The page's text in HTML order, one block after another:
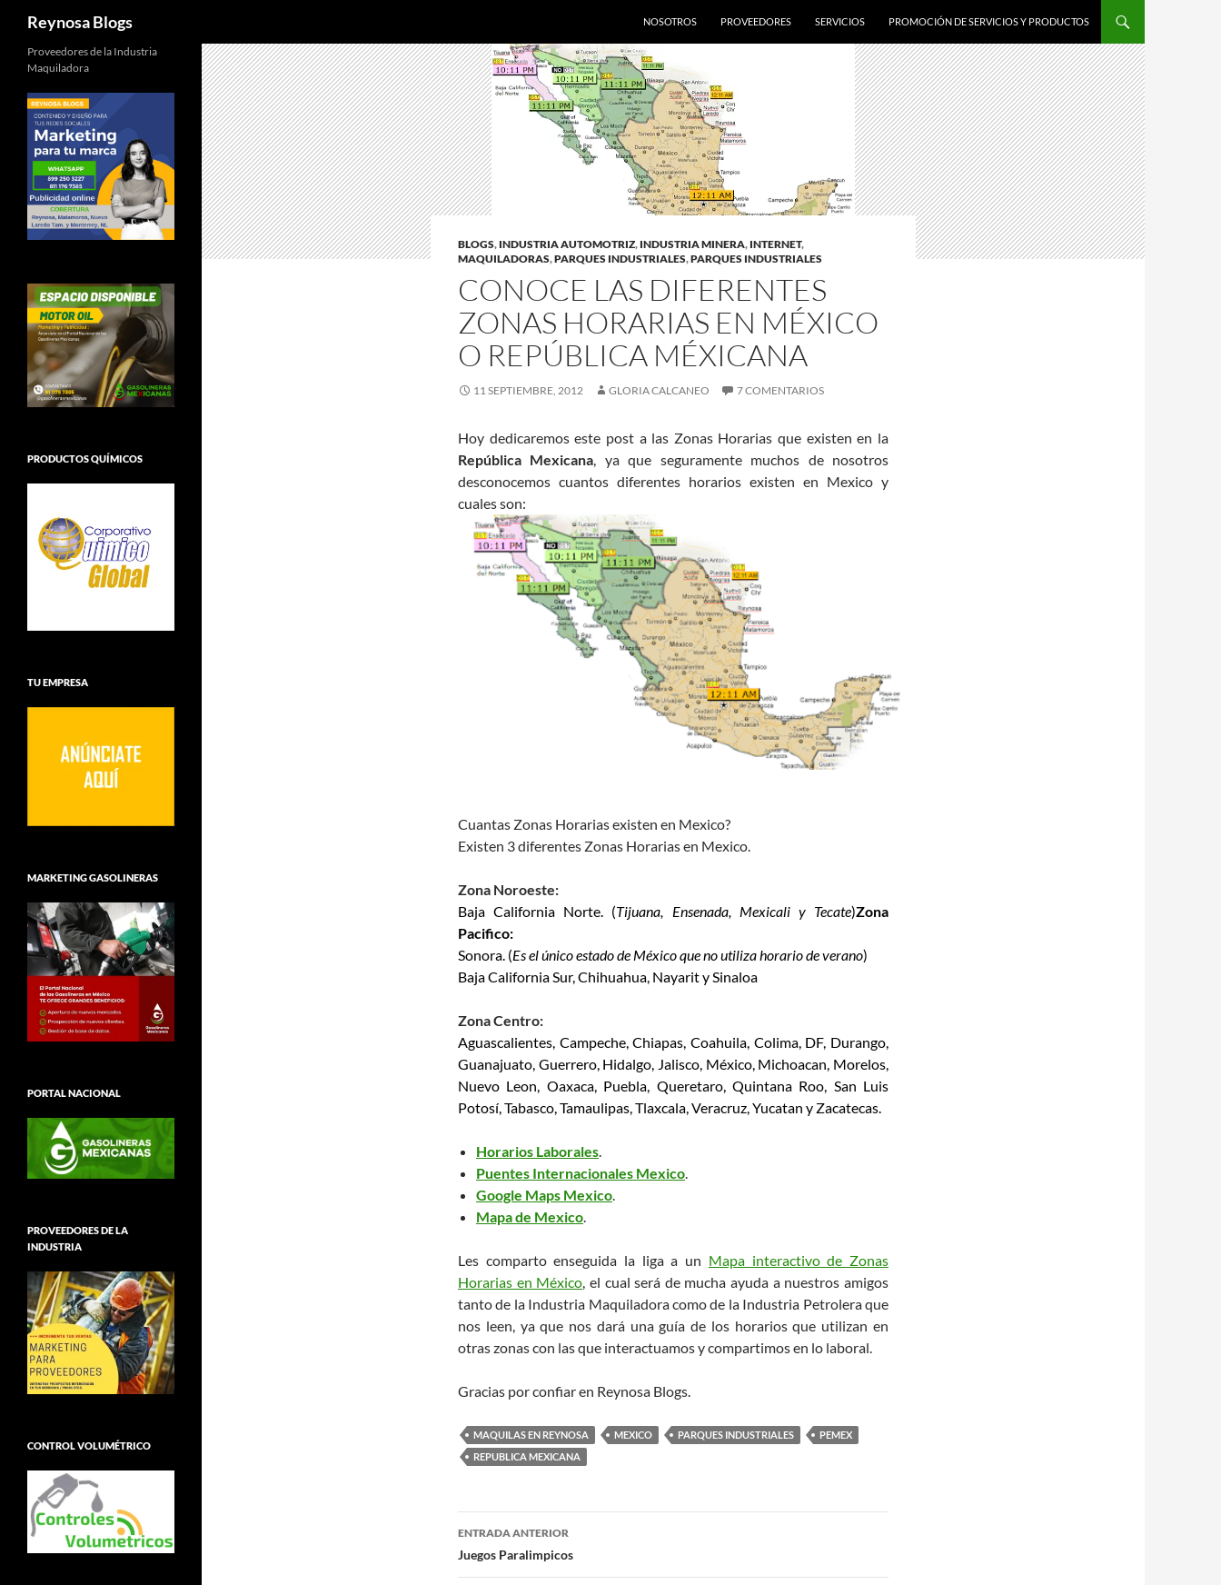
Reynosa Blogs
NOSOTROS
PROVEEDORES SERVICIOS PROMOCIÓN DE SERVICIOS Y PRODUCTOS
BLOGS, INDUSTRIA AUTOMOTRIZ, INDUSTRIA MINERA, INTERNET,
MAQUILADORAS,PARQUES INDUSTRIALES,PARQUES INDUSTRIALES
CONOCE LAS DIFERENTES
ZONAS HORARIAS EN MÉXICO
O REPÚBLICA MÉXICANA
11 SEPTIEMBRE, 2012 GLORIA CALCANEO 7 COMENTARIOS
Hoy dedicaremos este post a las Zonas Horarias que existen en la
República Mexicana, ya que seguramente muchos de nosotros
desconocemos cuantos diferentes horarios existen en Mexico y
cuales son:
Cuantas Zonas Horarias existen en Mexico?
Existen 3 diferentes Zonas Horarias en Mexico.
Zona Noroeste:
Baja California Norte. (Tijuana, Ensenada, Mexicali y Tecate)Zona
Pacifico:
Sonora. (Es el único estado de México que no utiliza horario de verano)
Baja California Sur, Chihuahua, Nayarit y Sinaloa
Zona Centro:
Aguascalientes, Campeche, Chiapas, Coahuila, Colima, DF, Durango,
Guanajuato, Guerrero, Hidalgo, Jalisco, México, Michoacan, Morelos,
Nuevo Leon, Oaxaca, Puebla, Queretaro, Quintana Roo, San Luis
Potosí, Tabasco, Tamaulipas, Tlaxcala, Veracruz, Yucatan y Zacatecas.
Horarios Laborales.
Puentes Internacionales Mexico.
Google Maps Mexico.
Mapa de Mexico.
Les comparto enseguida la liga a un Mapa interactivo de Zonas
Horarias en México, el cual será de mucha ayuda a nuestros amigos
tanto de la Industria Maquiladora como de la Industria Petrolera que
nos leen, ya que nos dará una guía de los horarios que utilizan en
otras zonas con las que interactuamos y compartimos en lo laboral.
Gracias por confiar en Reynosa Blogs.
MAQUILAS EN REYNOSA MEXICO PARQUES INDUSTRIALES
PEMEX
REPUBLICA MEXICANA
Navegación
de
ENTRADA ANTERIOR
Juegos Paralimpicos
Proveedores de la Industria
Maquiladora
PRODUCTOS QUÍMICOS
TU EMPRESA
MARKETING GASOLINERAS
PORTAL NACIONAL
PROVEEDORES DE LA
INDUSTRIA
CONTROL VOLUMÉTRICO